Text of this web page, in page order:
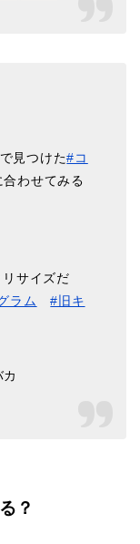
見つけた#コ
わせてみる
サイズだ
ラム
#旧キ
？